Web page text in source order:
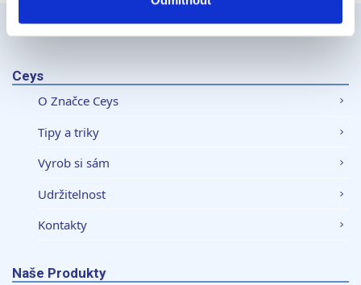
Svůj souhlas můžete kdykoliv změnit nebo odvolat v
části Prohlášení o souborech cookie.
sociálních médií a analýze naší návštěvnosti využíváme
soubory cookie. Informace o tom, jak náš web používáte,
analýzy. Partneři tyto údaje mohou zkombinovat s
dalšími informacemi, které jste jim poskytli nebo které
Ceys
O Značce Ceys
Tipy a triky
Vyrob si sám
Udržitelnost
Kontakty
Naše Produkty